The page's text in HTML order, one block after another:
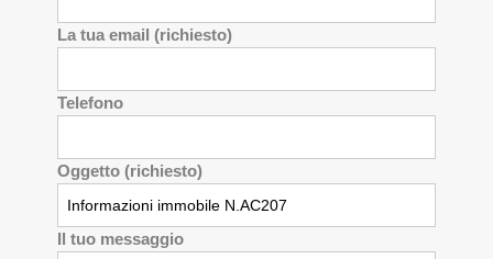
La tua email (richiesto)
Telefono
Oggetto (richiesto)
Il tuo messaggio